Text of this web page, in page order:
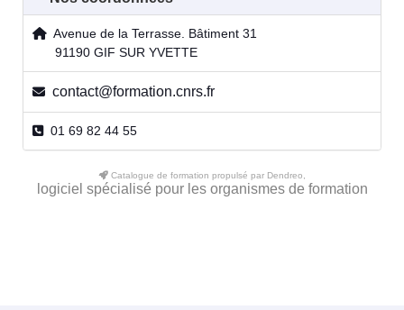
Avenue de la Terrasse. Bâtiment 31
91190 GIF SUR YVETTE
contact@formation.cnrs.fr
01 69 82 44 55
Catalogue de formation propulsé par Dendreo,
logiciel spécialisé pour les organismes de formation